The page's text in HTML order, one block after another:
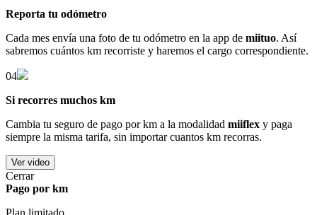
Reporta tu odómetro
Cada mes envía una foto de tu odómetro en la app de miituo. Así
sabremos cuántos km recorriste y haremos el cargo correspondiente.
04
Si recorres muchos km
Cambia tu seguro de pago por km a la modalidad miiflex y paga
siempre la misma tarifa, sin importar cuantos km recorras.
Ver video
Cerrar
Pago por km
Plan limitado